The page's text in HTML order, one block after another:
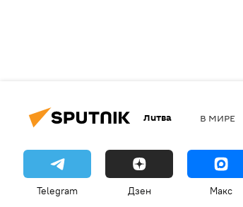
Литва В МИРЕ
Telegram Дзен Макс